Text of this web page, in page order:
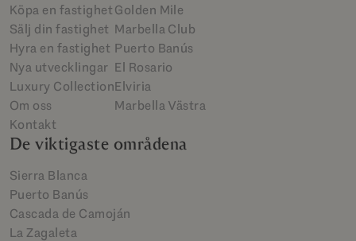
Köpa en fastighet
Sälj din fastighet
Hyra en fastighet
Nya utvecklingar
Luxury Collection
Om oss
Kontakt
Golden Mile
Marbella Club
Puerto Banús
El Rosario
Elviria
Marbella Västra
De viktigaste områdena
Sierra Blanca
Puerto Banús
Cascada de Camoján
La Zagaleta